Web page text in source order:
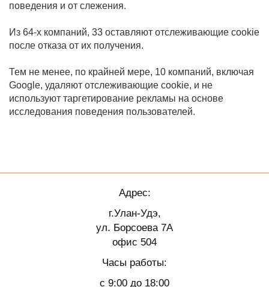
поведения и от слежения.
Из 64-х компаний, 33 оставляют отслеживающие cookie
после отказа от их получения.
Тем не менее, по крайней мере, 10 компаний, включая
Google, удаляют отслеживающие cookie, и не
используют таргетирование рекламы на основе
исследования поведения пользователей.
Адрес:
г.Улан-Удэ,
ул. Борсоева 7А
офис 504
Часы работы:
с 9:00 до 18:00